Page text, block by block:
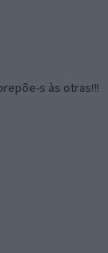
s às otras!!!